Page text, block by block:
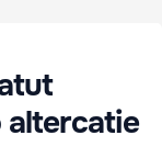
altercatie